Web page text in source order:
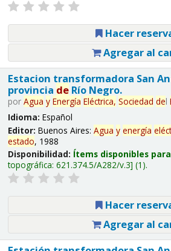
Hacer
Agregar al
Estacion transformadora San
provincia deRío Negro.
por Agua y Energía Eléctrica, Sociedad del
Idioma: Español
Editor: Buenos Aires: Agua y energía
estado, 1988
Disponibilidad: Ítems disponibles
topográfica: 621.374.5/A282/v.3 (1).
Hacer
Agregar al